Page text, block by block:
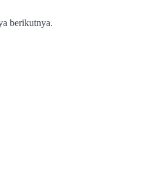
berikutnya.